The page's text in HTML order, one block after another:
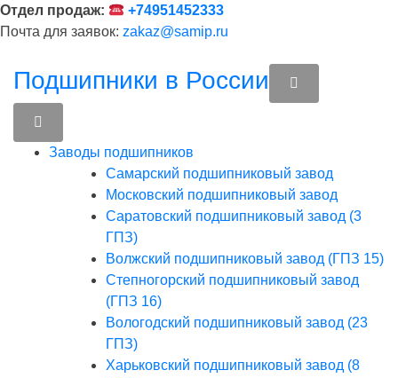
Перейти
к
Отдел продаж:
+74951452333
Почта для заявок: zakaz@samip.ru
Подшипники в России
Заводы подшипников
Cамарский подшипниковый завод
Московский подшипниковый завод
Саратовский подшипниковый завод (3
ГПЗ)
Волжский подшипниковый завод (ГПЗ 15)
Степногорский подшипниковый завод
(ГПЗ 16)
Вологодский подшипниковый завод (23
ГПЗ)
Харьковский подшипниковый завод (8